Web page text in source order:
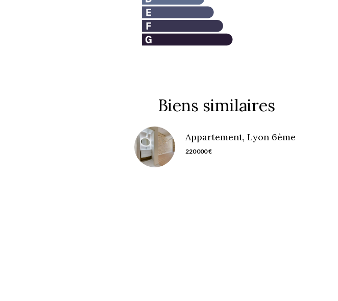
Biens similaires
Appartement, Lyon 6ème
220 000 €